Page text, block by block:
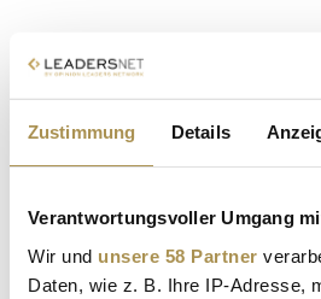
Zustimmung Details
Verantwortungsvoller Umgang
Wir und unsere 58 Partner
Daten, wie z. B. Ihre IP-Adresse,